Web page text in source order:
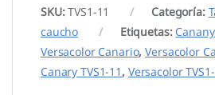
SKU:TVS1-11 Categoría:
caucho
Etiquetas:
Versacolor Canario,Versacolor
Canary TVS1-11 , Versacolor